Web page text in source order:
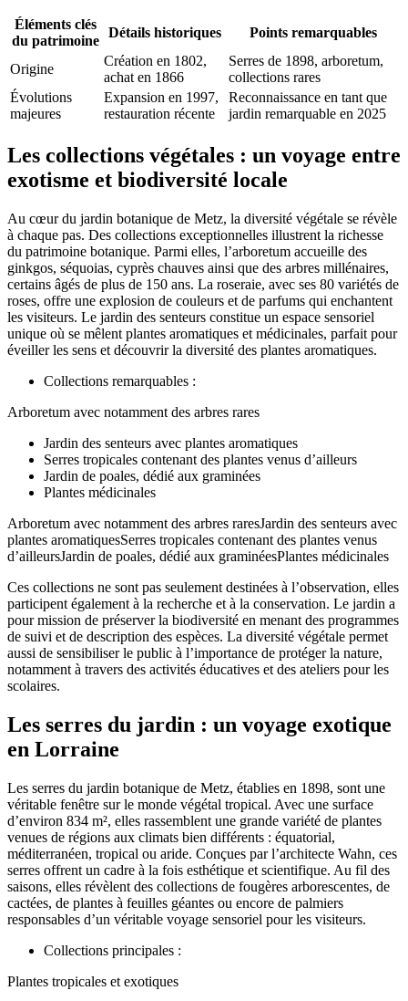
Éléments clés
du patrimoine
Détails historiques Points remarquables
Origine
Création en 1802,
achat en 1866
Serres de 1898, arboretum,
collections rares
Évolutions
majeures
Expansion en 1997,
restauration récente
Reconnaissance en tant que
jardin remarquable en 2025
Les collections végétales : un voyage entre
exotisme et biodiversité locale
Au cœur du jardin botanique de Metz, la diversité végétale se révèle
à chaque pas. Des collections exceptionnelles illustrent la richesse
du patrimoine botanique. Parmi elles, l’arboretum accueille des
ginkgos, séquoias, cyprès chauves ainsi que des arbres millénaires,
certains âgés de plus de 150 ans. La roseraie, avec ses 80 variétés de
roses, offre une explosion de couleurs et de parfums qui enchantent
les visiteurs. Le jardin des senteurs constitue un espace sensoriel
unique où se mêlent plantes aromatiques et médicinales, parfait pour
éveiller les sens et découvrir la diversité des plantes aromatiques.
Collections remarquables :
Arboretum avec notamment des arbres rares
Jardin des senteurs avec plantes aromatiques
Serres tropicales contenant des plantes venus d’ailleurs
Jardin de poales, dédié aux graminées
Plantes médicinales
Arboretum avec notamment des arbres raresJardin des senteurs avec
plantes aromatiquesSerres tropicales contenant des plantes venus
d’ailleursJardin de poales, dédié aux graminéesPlantes médicinales
Ces collections ne sont pas seulement destinées à l’observation, elles
participent également à la recherche et à la conservation. Le jardin a
pour mission de préserver la biodiversité en menant des programmes
de suivi et de description des espèces. La diversité végétale permet
aussi de sensibiliser le public à l’importance de protéger la nature,
notamment à travers des activités éducatives et des ateliers pour les
scolaires.
Les serres du jardin : un voyage exotique
en Lorraine
Les serres du jardin botanique de Metz, établies en 1898, sont une
véritable fenêtre sur le monde végétal tropical. Avec une surface
d’environ 834 m², elles rassemblent une grande variété de plantes
venues de régions aux climats bien différents : équatorial,
méditerranéen, tropical ou aride. Conçues par l’architecte Wahn, ces
serres offrent un cadre à la fois esthétique et scientifique. Au fil des
saisons, elles révèlent des collections de fougères arborescentes, de
cactées, de plantes à feuilles géantes ou encore de palmiers
responsables d’un véritable voyage sensoriel pour les visiteurs.
Collections principales :
Plantes tropicales et exotiques